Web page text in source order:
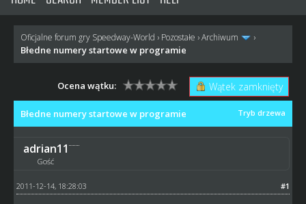
Oficjalne forum gry Speedway-World › Pozostałe ›Archiwum ›
Błedne numery startowe w programie
Wątek zamknięty
Ocena wątku:
Tryb drzewa
Błedne numery startowe w programie
adrian11
Gość
#1
2011-12-14, 18:28:03